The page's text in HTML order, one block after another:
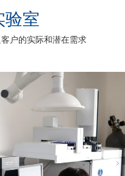
验室
户的实际和潜在需求